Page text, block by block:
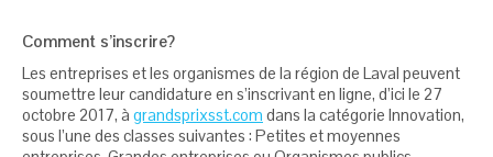
Comment s’inscrire?
Les entreprises et les organismes de la région de Laval peuvent
soumettre leur candidature en s’inscrivant en ligne, d’ici le 27
octobre 2017, à grandsprixsst.com dans la catégorie Innovation,
sous l’une des classes suivantes : Petites et moyennes